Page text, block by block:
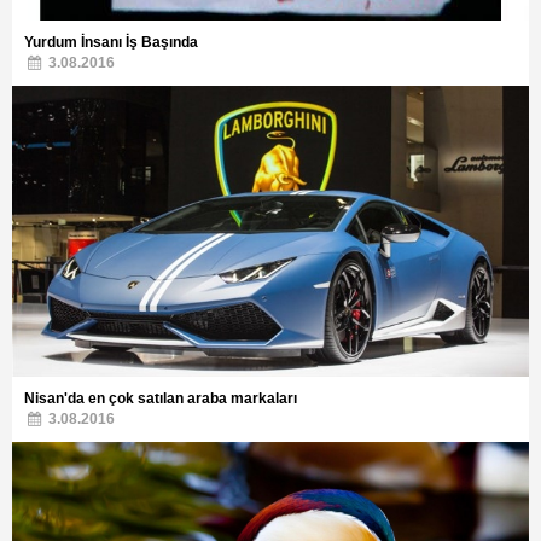
Yurdum İnsanı İş Başında
3.08.2016
Nisan'da en çok satılan araba markaları
3.08.2016